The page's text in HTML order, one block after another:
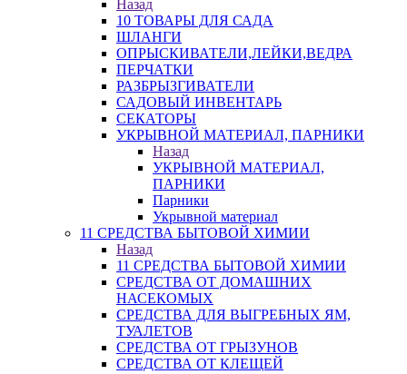
Назад
10 ТОВАРЫ ДЛЯ САДА
ШЛАНГИ
ОПРЫСКИВАТЕЛИ,ЛЕЙКИ,ВЕДРА
ПЕРЧАТКИ
РАЗБРЫЗГИВАТЕЛИ
САДОВЫЙ ИНВЕНТАРЬ
СЕКАТОРЫ
УКРЫВНОЙ МАТЕРИАЛ, ПАРНИКИ
Назад
УКРЫВНОЙ МАТЕРИАЛ,
ПАРНИКИ
Парники
Укрывной материал
11 СРЕДСТВА БЫТОВОЙ ХИМИИ
Назад
11 СРЕДСТВА БЫТОВОЙ ХИМИИ
СРЕДСТВА ОТ ДОМАШНИХ
НАСЕКОМЫХ
СРЕДСТВА ДЛЯ ВЫГРЕБНЫХ ЯМ,
ТУАЛЕТОВ
СРЕДСТВА ОТ ГРЫЗУНОВ
СРЕДСТВА ОТ КЛЕЩЕЙ